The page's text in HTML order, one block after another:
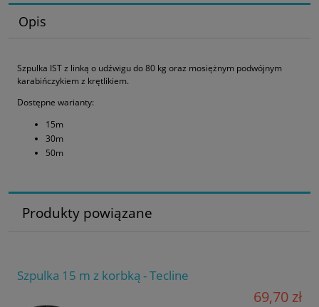
Opis
Szpulka IST z linką o udźwigu do 80 kg oraz mosiężnym podwójnym
karabińczykiem z krętlikiem.
Dostępne warianty:
15m
30m
50m
Produkty powiązane
Szpulka 15 m z korbką - Tecline
69,70 zł